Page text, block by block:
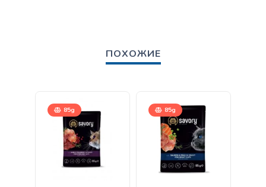
ПОХОЖИЕ
85g 85g